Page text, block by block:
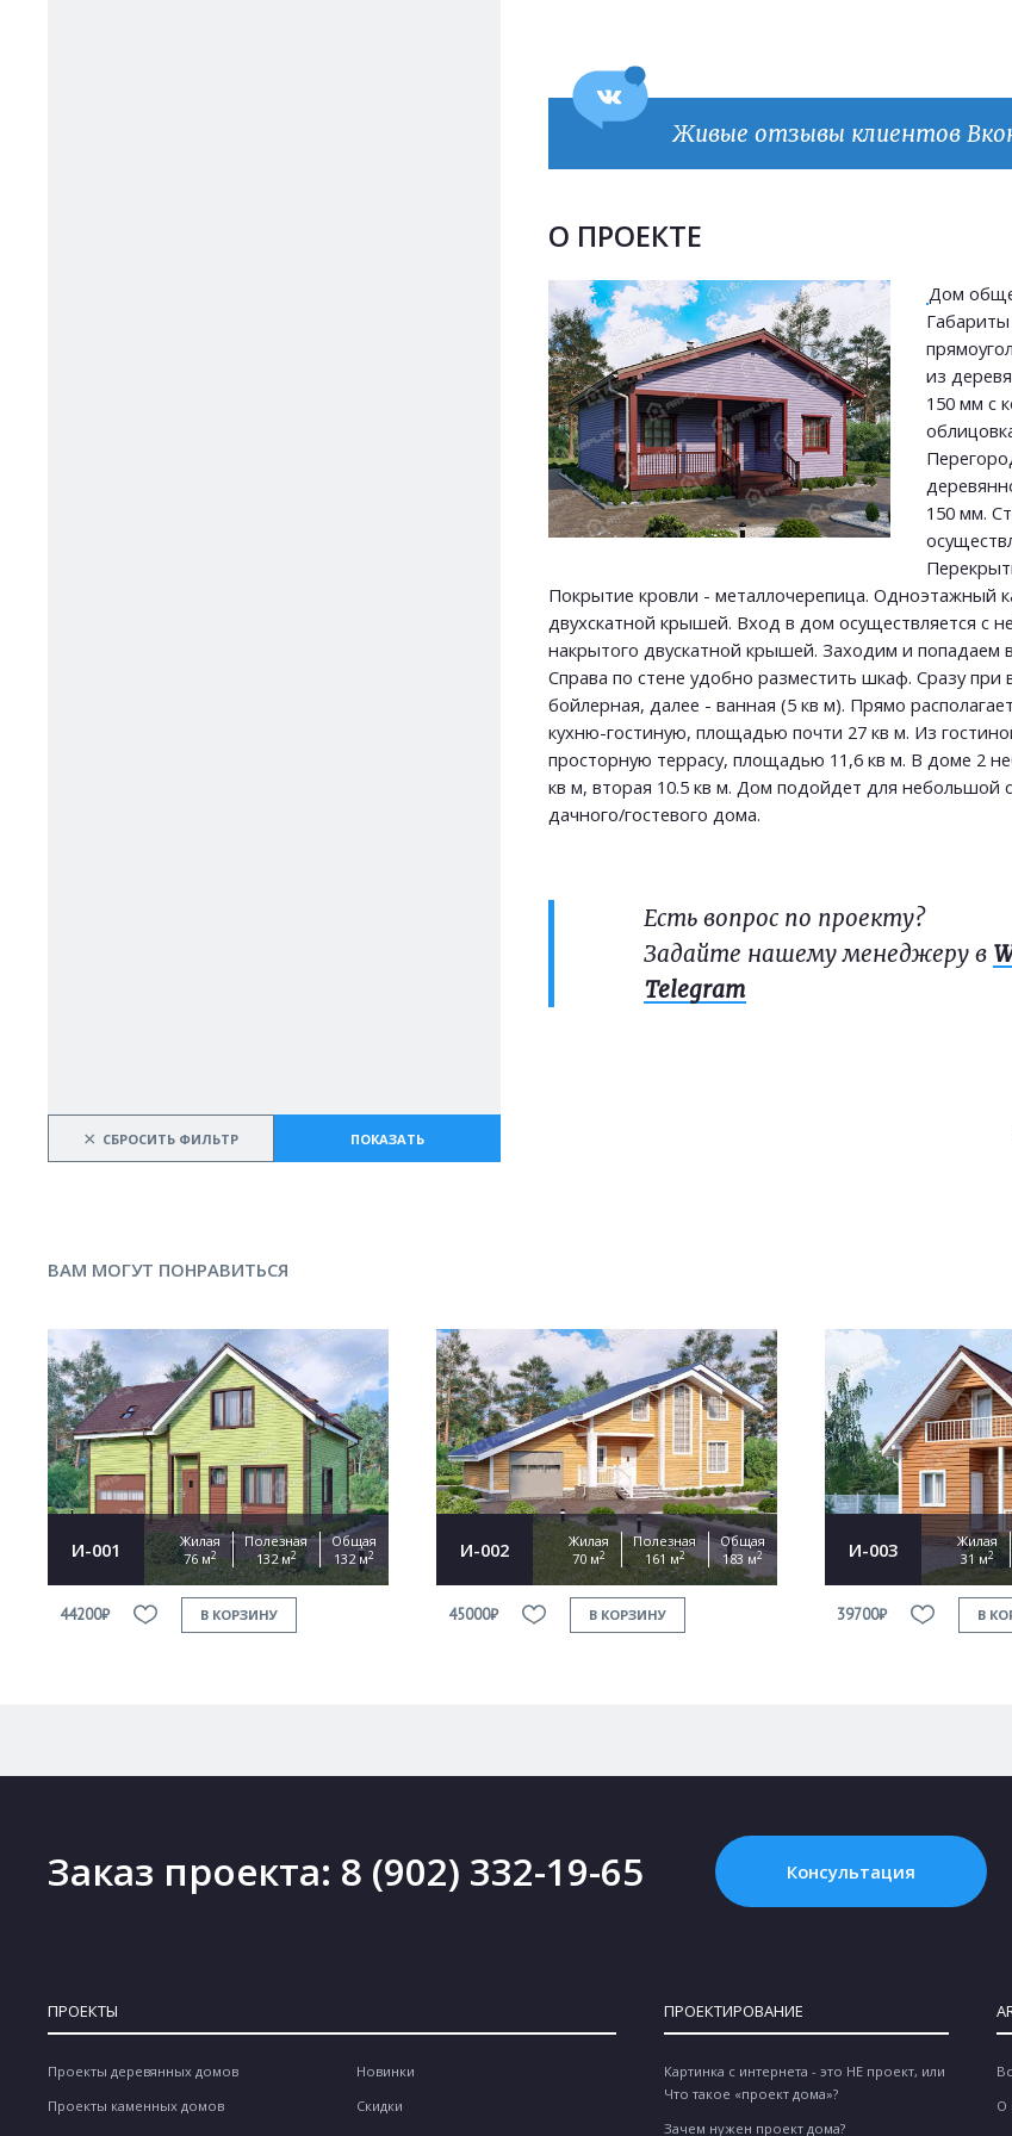
× СБРОСИТЬ ФИЛЬТР ПОКАЗАТЬ
Живые отзывы клиентов
О ПРОЕКТЕ
Дом
из
150 мм с
150 мм.
Покрытие кровли - металлочерепица. Одноэтажный
двухскатной крышей. Вход в дом осуществляется с
накрытого двускатной крышей. Заходим и попадаем
Справа по стене удобно разместить шкаф. Сразу
бойлерная, далее - ванная (5 кв м). Прямо
кухню-гостиную, площадью почти 27 кв м. Из
просторную террасу, площадью 11,6 кв м. В доме 2
кв м, вторая 10.5 кв м. Дом подойдет для небольшой
дачного/гостевого дома.
Есть вопрос по проекту?
Задайте нашему менеджеру в
Telegram
ВАМ МОГУТ ПОНРАВИТЬСЯ
И-001
Жилая
76 м2
Полезная
132 м2
Общая
132 м2
44200₽ В КОРЗИНУ
И-002
Жилая
70 м2
Полезная
161 м2
Общая
183 м2
45000₽ В КОРЗИНУ
И-003
Жилая
31 м2
39700₽ В
Прикрепить файл
Согласен на обработку персональных данных
ОТПРАВИТЬ
Заказ проекта: 8 (902) 332-19-65 Консультация
ПРОЕКТЫ
Проекты деревянных домов
Проекты каменных домов
Новинки
Скидки
ПРОЕКТИРОВАНИЕ
Картинка с интернета - это НЕ проект, или
Что такое «проект дома»?
Зачем нужен проект дома?
О
Прикрепить файл
Согласен на обработку персональных данных
This site is protected by reCAPTCHA and the GooglePrivacy Policy andTerms of
apply.
ОТПРАВИТЬ